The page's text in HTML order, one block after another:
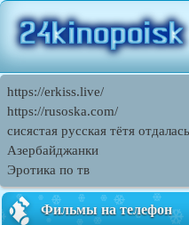
https://erkiss.live/
https://rusoska.com/
сисястая русская тётя отдалась
Азербайджанки
Эротика по тв
Фильмы на телефон